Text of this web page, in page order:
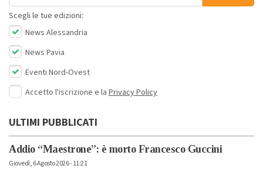
Scegli le tue edizioni:
News Alessandria
News Pavia
Eventi Nord-Ovest
Accetto l'iscrizione e la Privacy Policy
ULTIMI PUBBLICATI
Addio “Maestrone”: è morto Francesco Guccini
Giovedì, 6 Agosto 2026 - 11:21